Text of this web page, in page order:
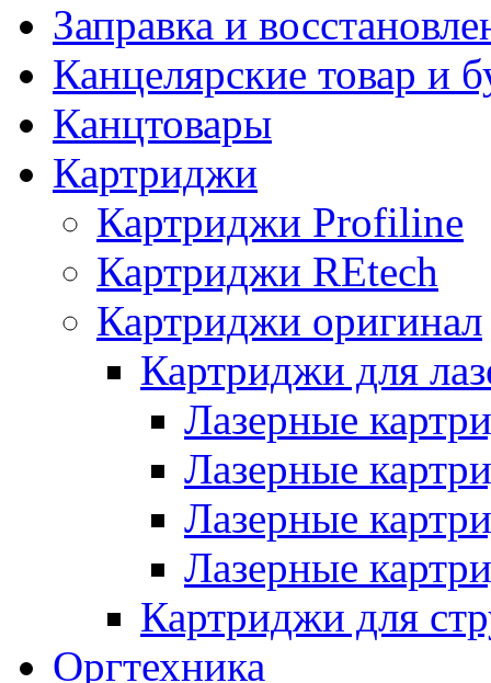
Заправка и
Канцелярские товар и
Канцтовары
Картриджи
Картриджи Profiline
Картриджи REtech
Картриджи оригинал
Картриджи для
Лазерные
Лазерные
Лазерные
Лазерные
Картриджи для
Оргтехника